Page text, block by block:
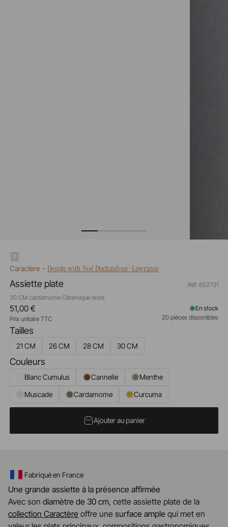
Caractère- Design with Noé Duchaufour-Lawrance
Assiette plate
30 CM cardamome Céramique noire
Réf. 652731
Tailles
21 CM 26 CM 28 CM 30 CM
Couleurs
Blanc Cumulus Cannelle
Menthe
Muscade
Cardamome Curcuma
51,00 €
Prix unitaire TTC
En stock
20 pièces disponibles
Ajouter au panier
Fabriqué en France
Une grande assiette à la présence affirmée
Avec son diamètre de 30 cm, cette assiette plate de la
collection Caractère offre une surface ample qui met en